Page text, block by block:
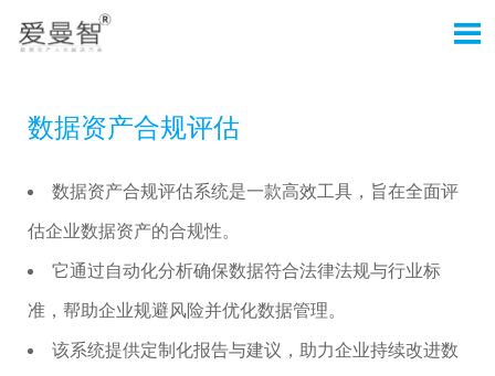

数据资产合规评估
数据资产合规评估系统是一款高效工具，旨在全面评
估企业数据资产的合规性。
它通过自动化分析确保数据符合法律法规与行业标
准，帮助企业规避风险并优化数据管理。
该系统提供定制化报告与建议，助力企业持续改进数